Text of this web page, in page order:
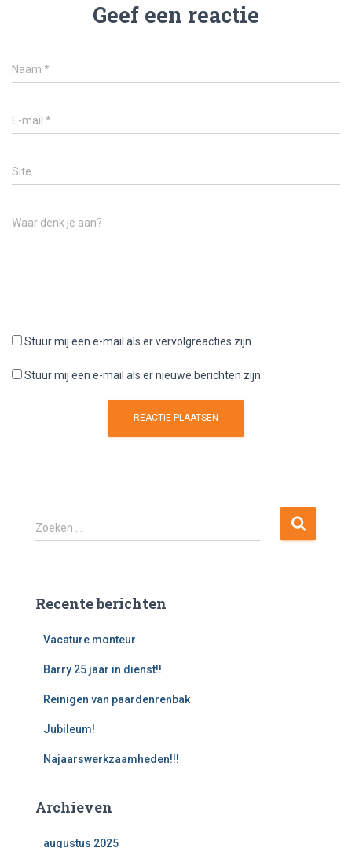
Geef een reactie
Naam *
E-mail *
Site
Waar denk je aan?
Stuur mij een e-mail als er vervolgreacties zijn.
Stuur mij een e-mail als er nieuwe berichten zijn.
Z
o
n
Zoeken …
Recente berichten
Vacature monteur
Barry 25 jaar in dienst!!
Reinigen van paardenrenbak
Jubileum!
Najaarswerkzaamheden!!!
Archieven
augustus 2025